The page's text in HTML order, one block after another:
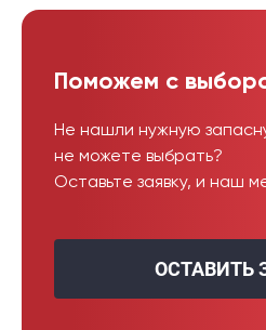
Поможем с
Не нашли нужную
не можете выбрать?
Оставьте заявку, и наш
ОСТАВИТЬ